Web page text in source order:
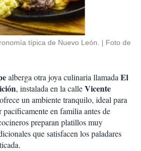
típica de Nuevo León.
Foto de
alberga otra joya culinaria llamadaEl
, instalada en la calleVicente
un ambiente tranquilo, ideal para
en familia antes de
preparan platillos muy
que satisfacen los paladares